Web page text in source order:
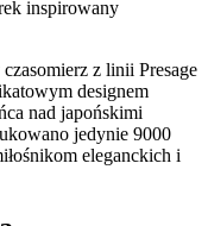
z linii Presage
designem
nad japońskimi
jedynie 9000
eleganckich i